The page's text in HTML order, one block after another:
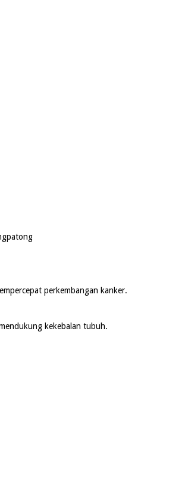
perkembangan kanker.
kekebalan tubuh.